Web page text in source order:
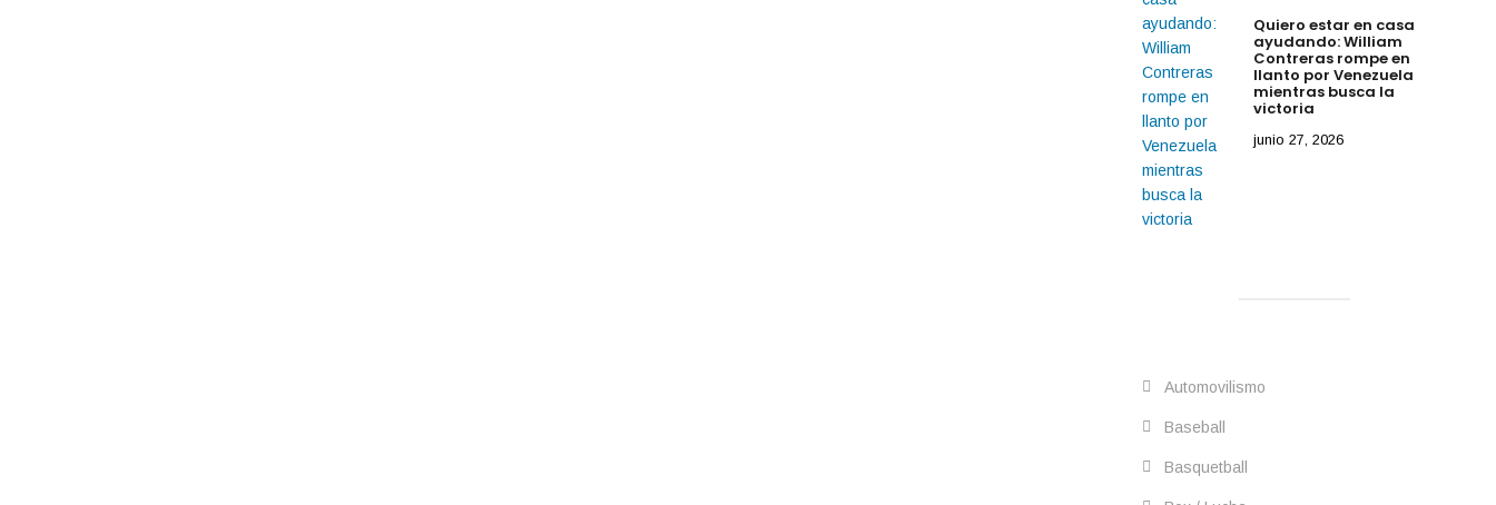
Quiero estar en casa
ayudando: William
Contreras rompe en
llanto por Venezuela
mientras busca la
victoria
junio 27, 2026
Automovilismo
Baseball
Basquetball